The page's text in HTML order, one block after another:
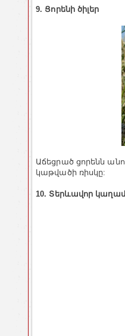
9. Ցորենի ծիլեր
Աճեցրած ցորենն
կաթվածի ռիսկը:
10. Տերևավոր